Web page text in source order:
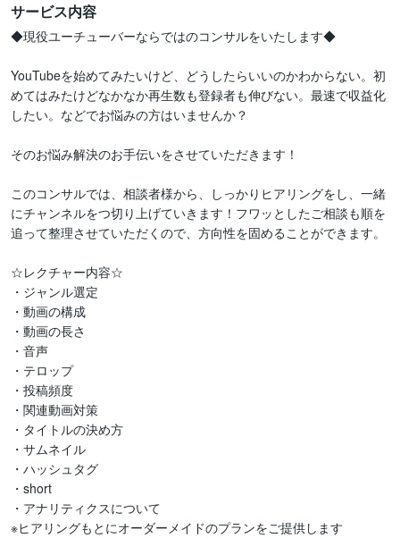
サービス内容
◆現役ユーチューバーならではのコンサルをいたします◆
YouTubeを始めてみたいけど、どうしたらいいのかわからない。初
めてはみたけどなかなか再生数も登録者も伸びない。最速で収益化
したい。などでお悩みの方はいませんか？
そのお悩み解決のお手伝いをさせていただきます！
このコンサルでは、相談者様から、しっかりヒアリングをし、一緒
にチャンネルをつ切り上げていきます！フワッとしたご相談も順を
追って整理させていただくので、方向性を固めることができます。
☆レクチャー内容☆
・ジャンル選定
・動画の構成
・動画の長さ
・音声
・テロップ
・投稿頻度
・関連動画対策
・タイトルの決め方
・サムネイル
・ハッシュタグ
・short
・アナリティクスについて
※ヒアリングもとにオーダーメイドのプランをご提供します